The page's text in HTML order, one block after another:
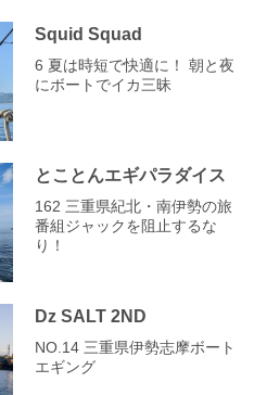
Squid Squad
6 夏は時短で快適に！ 朝と夜
にボートでイカ三昧
とことんエギパラダイス
162 三重県紀北・南伊勢の旅
番組ジャックを阻止するな
り！
Dz SALT 2ND
NO.14 三重県伊勢志摩ボート
エギング